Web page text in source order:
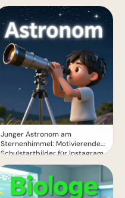
Junger Astronom am
Sternenhimmel: Motivierende
Schulstartbilder für Instagram
und Träume